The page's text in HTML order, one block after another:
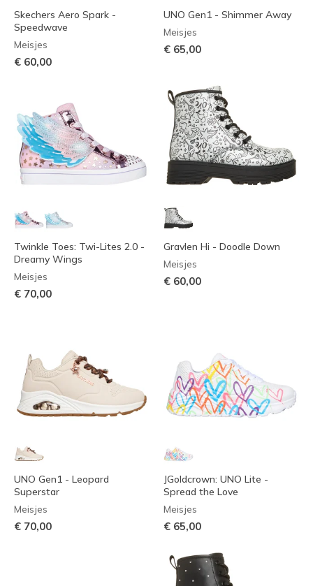
Skechers Aero Spark -
Speedwave
Meisjes
€ 60,00
UNO Gen1 - Shimmer Away
Meisjes
€ 65,00
Twinkle Toes: Twi-Lites 2.0 -
Dreamy Wings
Meisjes
€ 70,00
Gravlen Hi - Doodle Down
Meisjes
€ 60,00
UNO Gen1 - Leopard
Superstar
Meisjes
€ 70,00
JGoldcrown: UNO Lite -
Spread the Love
Meisjes
€ 65,00